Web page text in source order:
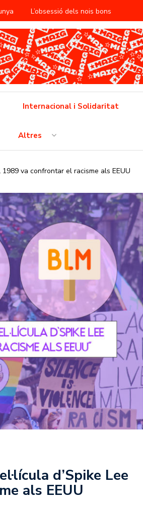
L’obsessió dels nois bons
reproductiu
Cap a la vaga general
i propaganda a la RDA
això és un conflicte i l’hem de guanyar!
Internacional i Solidaritat
Altres
va confrontar el racisme als EEUU
d’Spike Lee
als EEUU